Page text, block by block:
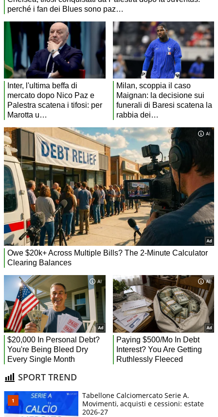
SPORT TREND
Tabellone Calciomercato Serie A.
Movimenti, acquisti e cessioni: estate
2026-27